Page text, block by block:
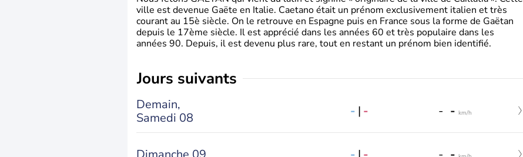
ville est devenue Gaëte en Italie. Caetano était un prénom exclusivement italien et très
courant au 15è siècle. On le retrouve en Espagne puis en France sous la forme de Gaëtan
depuis le 17ème siècle. Il est apprécié dans les années 60 et très populaire dans les
années 90. Depuis, il est devenu plus rare, tout en restant un prénom bien identifié.
jours suivants
Demain,
Samedi 08
- | - - - km/h